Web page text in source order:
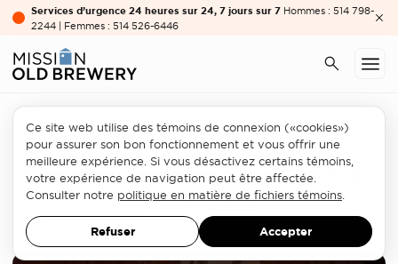
Services d’urgence 24 heures sur 24, 7 jours sur 7 Hommes : 514 798-
2244 | Femmes : 514 526-6446
Philanthropie
Une grande dame nous a quittés
Ce site web utilise des témoins de connexion («cookies»)
pour assurer son bon fonctionnement et vous offrir une
meilleure expérience. Si vous désactivez certains témoins,
votre expérience de navigation peut être affectée.
Consulter notre politique en matière de fichiers témoins
Refuser Accepter